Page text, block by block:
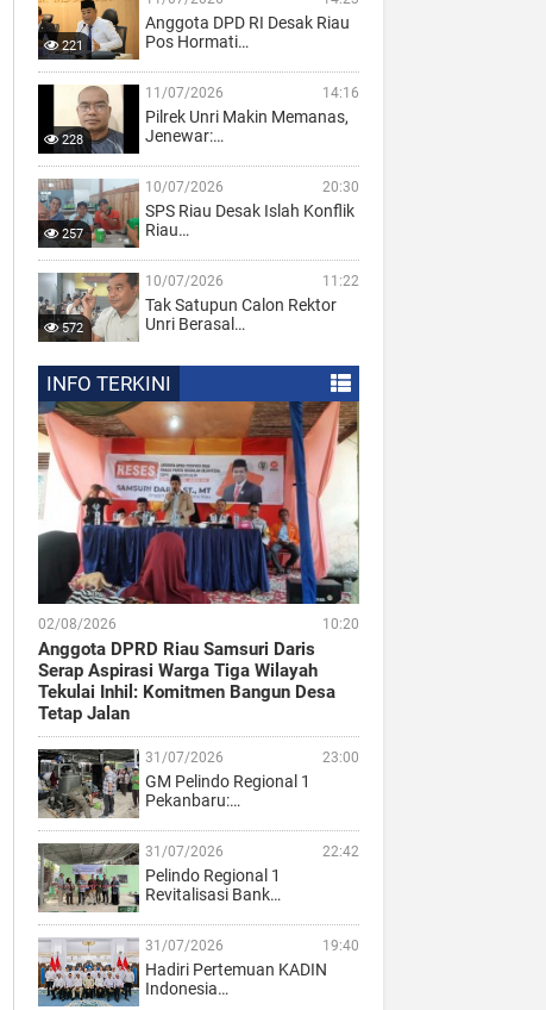
221
Anggota DPD RI Desak Riau
Pos Hormati…
228
11/07/2026 14:16
Pilrek Unri Makin Memanas,
Jenewar:…
257
10/07/2026 20:30
SPS Riau Desak Islah Konflik
Riau…
572
10/07/2026 11:22
Tak Satupun Calon Rektor
Unri Berasal…
INFO TERKINI
02/08/2026 10:20
Anggota DPRD Riau Samsuri Daris
Serap Aspirasi Warga Tiga Wilayah
Tekulai Inhil: Komitmen Bangun Desa
Tetap Jalan
31/07/2026 23:00
GM Pelindo Regional 1
Pekanbaru:…
31/07/2026 22:42
Pelindo Regional 1
Revitalisasi Bank…
31/07/2026 19:40
Hadiri Pertemuan KADIN
Indonesia…